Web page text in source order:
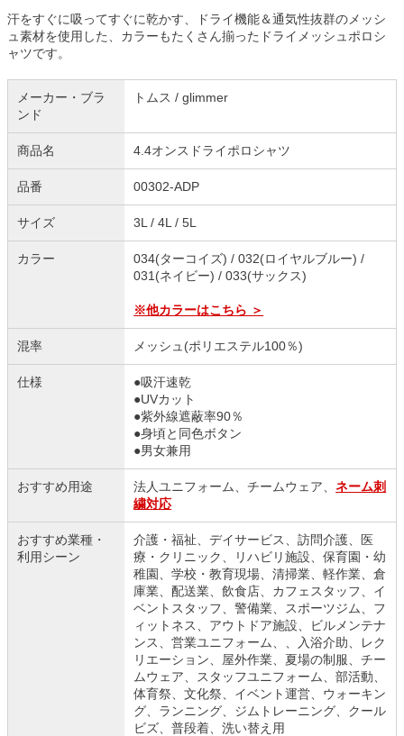
汗をすぐに吸ってすぐに乾かす、ドライ機能＆通気性抜群のメッシ
ュ素材を使用した、カラーもたくさん揃ったドライメッシュポロシ
ャツです。
メーカー・ブラ
ンド
トムス / glimmer
商品名 4.4オンスドライポロシャツ
品番 00302-ADP
サイズ 3L / 4L / 5L
カラー
034(ターコイズ) / 032(ロイヤルブルー) /
031(ネイビー) / 033(サックス)
※他カラーはこちら ＞
混率 メッシュ(ポリエステル100％)
仕様
●吸汗速乾
●UVカット
●紫外線遮蔽率90％
●身頃と同色ボタン
●男女兼用
おすすめ用途 法人ユニフォーム、チームウェア、ネーム刺
繍対応
おすすめ業種・
利用シーン
介護・福祉、デイサービス、訪問介護、医
療・クリニック、リハビリ施設、保育園・幼
稚園、学校・教育現場、清掃業、軽作業、倉
庫業、配送業、飲食店、カフェスタッフ、イ
ベントスタッフ、警備業、スポーツジム、フ
ィットネス、アウトドア施設、ビルメンテナ
ンス、営業ユニフォーム、、入浴介助、レク
リエーション、屋外作業、夏場の制服、チー
ムウェア、スタッフユニフォーム、部活動、
体育祭、文化祭、イベント運営、ウォーキン
グ、ランニング、ジムトレーニング、クール
ビズ、普段着、洗い替え用